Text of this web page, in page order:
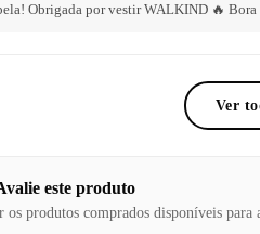
Obrigada por vestir WALKIND 🔥
Ver
este produto
os produtos comprados disponíveis para